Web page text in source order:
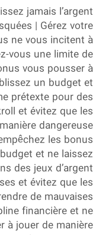
jamais l’argent
| Gérez votre
ne vous incitent à
vous une limite de
vous pousser à
un budget et
prétexte pour des
et évitez que les
dangereuse
les bonus
et ne laissez
des jeux d’argent
et évitez que les
de mauvaises
financière et ne
à jouer de manière